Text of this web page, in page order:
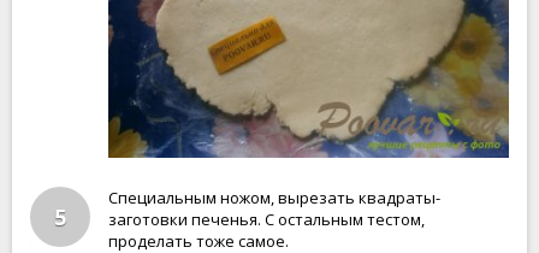
5
Специальным ножом, вырезать квадраты-
заготовки печенья. С остальным тестом,
проделать тоже самое.